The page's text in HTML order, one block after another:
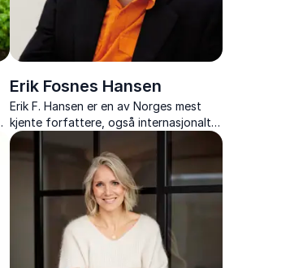
Erik Fosnes Hansen
Erik F. Hansen er en av Norges mest
kjente forfattere, også internasjonalt.
Med fortellingen som grep analyserer
han ethvert tema slik at tilhørerne ser
seg selv på en ny måte og finner nye
veier vide...